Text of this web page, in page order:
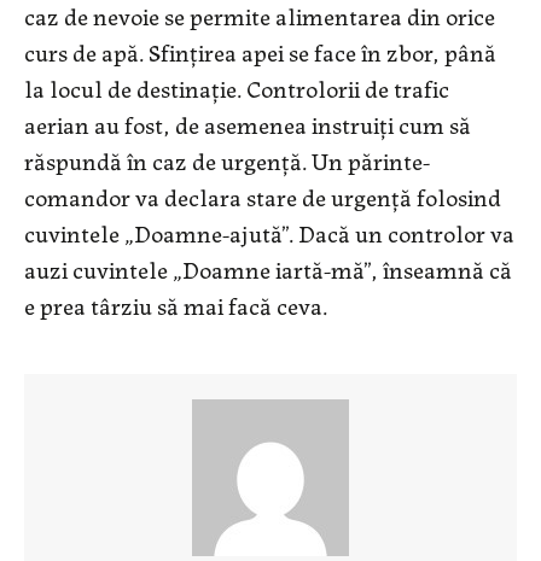
caz de nevoie se permite alimentarea din orice
curs de apă. Sfințirea apei se face în zbor, până
la locul de destinație. Controlorii de trafic
aerian au fost, de asemenea instruiți cum să
răspundă în caz de urgență. Un părinte-
comandor va declara stare de urgență folosind
cuvintele „Doamne-ajută”. Dacă un controlor va
auzi cuvintele „Doamne iartă-mă”, înseamnă că
e prea târziu să mai facă ceva.